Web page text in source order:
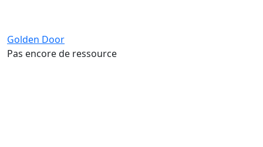
Golden Door
Pas encore de ressource